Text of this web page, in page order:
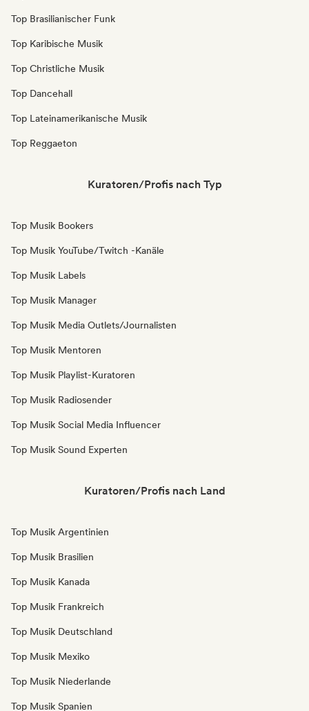
Top Brasilianischer Funk
Top Karibische Musik
Top Christliche Musik
Top Dancehall
Top Lateinamerikanische Musik
Top Reggaeton
Kuratoren/Profis nach Typ
Top Musik Bookers
Top Musik YouTube/Twitch -Kanäle
Top Musik Labels
Top Musik Manager
Top Musik Media Outlets/Journalisten
Top Musik Mentoren
Top Musik Playlist-Kuratoren
Top Musik Radiosender
Top Musik Social Media Influencer
Top Musik Sound Experten
Kuratoren/Profis nach Land
Top Musik Argentinien
Top Musik Brasilien
Top Musik Kanada
Top Musik Frankreich
Top Musik Deutschland
Top Musik Mexiko
Top Musik Niederlande
Top Musik Spanien